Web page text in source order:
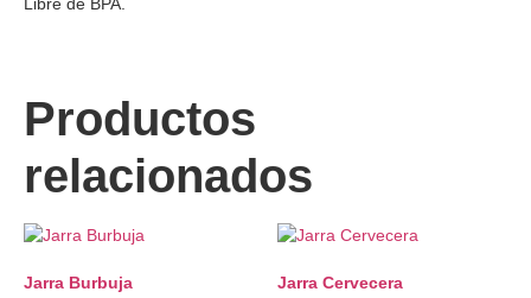
Productos
relacionados
Jarra Burbuja
Jarra Cervecera